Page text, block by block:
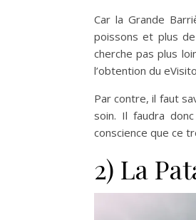
Car la Grande
poissons et plus
cherche pas plus
l’obtention du
Par contre, il faut
soin. Il faudra
conscience que ce
2) La